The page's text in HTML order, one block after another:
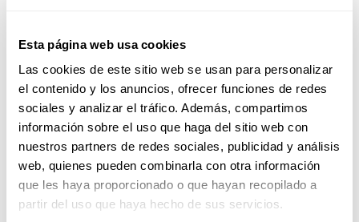
Esta página web usa cookies
Las cookies de este sitio web se usan para personalizar
el contenido y los anuncios, ofrecer funciones de redes
sociales y analizar el tráfico. Además, compartimos
información sobre el uso que haga del sitio web con
nuestros partners de redes sociales, publicidad y análisis
web, quienes pueden combinarla con otra información
que les haya proporcionado o que hayan recopilado a
partir del uso que haya hecho de sus servicios.
Bebidas isotónicas
Las bebidas deportivas prometen hidratación y
electrolitos, pero muchas contienen tanto
azúcar como un refresco tradicional. Su acidez
y contenido de glucosa las vuelven un cóctel